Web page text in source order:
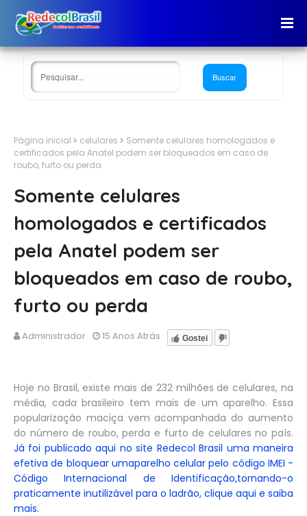
Página inicial celulares
Somente celulares homologados e
certificados pela Anatel podem ser bloqueados em caso de
roubo, furto ou perda
Somente celulares
homologados e certificados
pela Anatel podem ser
bloqueados em caso de roubo,
furto ou perda
Administrador Gostei
15 Anos Atrás
Hoje no Brasil, existe mais de 232 milhões de celulares, na
média, cada brasileiro tem mais de um aparelho. Essa
popularização maciça vem acompanhada do aumento
do número de roubo, perda e furto de celulares no país.
Já foi publicado aqui no site Redecol Brasil uma maneira
efetiva de bloquear umaparelho celular pelo código IMEI -
Código Internacional de Identificação,tornando-o
praticamente inutilizável para o ladrão, clique aqui e saiba
mais.